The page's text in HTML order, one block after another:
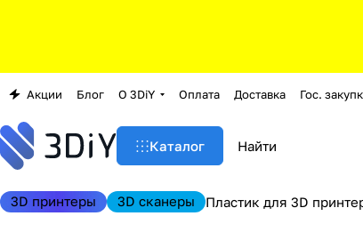
Акции Блог О 3DiY Оплата Доставка Гос.
Каталог
3D принтеры 3D сканеры Пластик для 3D